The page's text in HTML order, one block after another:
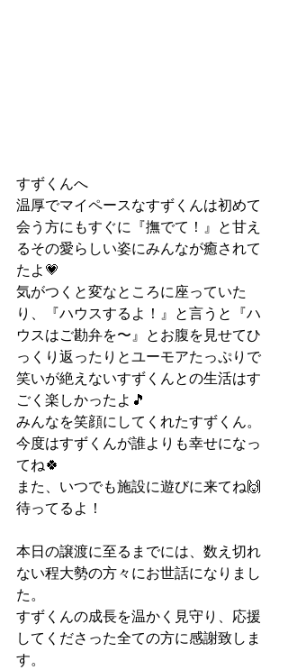
すずくんへ
温厚でマイペースなすずくんは初めて
会う方にもすぐに『撫でて！』と甘え
るその愛らしい姿にみんなが癒されて
たよ💗
気がつくと変なところに座っていた
り、『ハウスするよ！』と言うと『ハ
ウスはご勘弁を〜』とお腹を見せてひ
っくり返ったりとユーモアたっぷりで
笑いが絶えないすずくんとの生活はす
ごく楽しかったよ🎵
みんなを笑顔にしてくれたすずくん。
今度はすずくんが誰よりも幸せになっ
てね🍀
また、いつでも施設に遊びに来てね🙌
待ってるよ！
本日の譲渡に至るまでには、数え切れ
ない程大勢の方々にお世話になりまし
た。
すずくんの成長を温かく見守り、応援
してくださった全ての方に感謝致しま
す。